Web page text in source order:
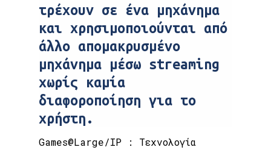
τρέχουν σε ένα μηχάνημα
και χρησιμοποιούνται από
άλλο απομακρυσμένο
μηχάνημα μέσω streaming
χωρίς καμία
διαφοροποίηση για το
χρήστη.
Games@Large/IP : Τεχνολογία